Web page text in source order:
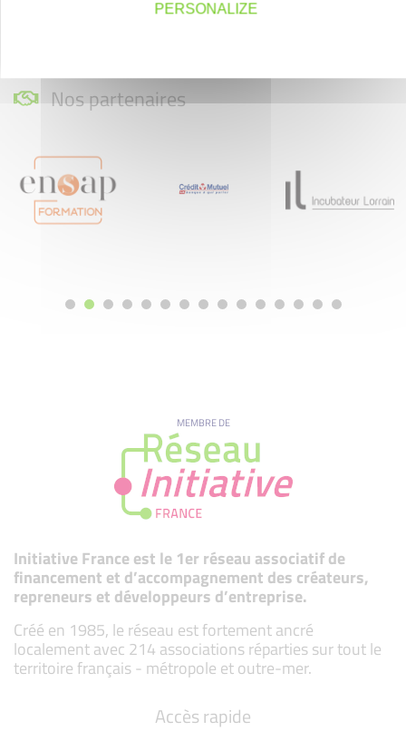
Nos partenaires
MEMBRE DE
Initiative France est le 1er réseau associatif de
financement et d’accompagnement des créateurs,
repreneurs et développeurs d’entreprise.
Créé en 1985, le réseau est fortement ancré
localement avec 214 associations réparties sur tout le
territoire français - métropole et outre-mer.
Accès rapide
PERSONALIZE